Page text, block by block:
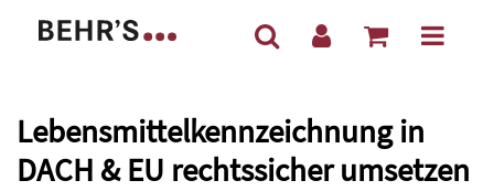
Lebensmittelkennzeichnung in
DACH & EU rechtssicher umsetzen